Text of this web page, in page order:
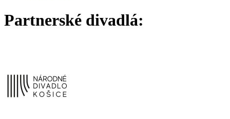
Partnerské divadlá: